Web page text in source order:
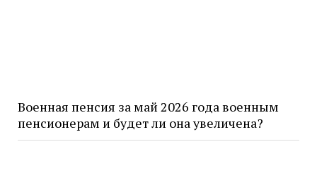
Военная пенсия за май 2026 года военным
пенсионерам и будет ли она увеличена?